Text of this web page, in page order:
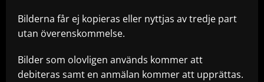
Bilderna får ej kopieras eller nyttjas av tredje part
utan överenskommelse.
Bilder som olovligen används kommer att
debiteras samt en anmälan kommer att upprättas.